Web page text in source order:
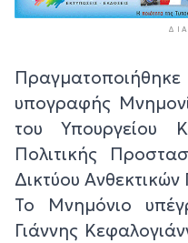
υπογραφής
του Υπουργείου
Πολιτικής
Δικτύου
Το Μνημόνιο
Γιάννης